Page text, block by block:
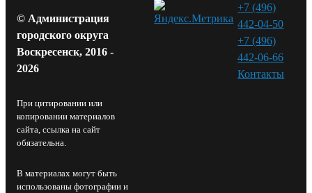
© Администрация
городского округа
Воскресенск, 2016 -
2026
При цитировании или
копировании материалов
сайта, ссылка на сайт
обязательна.
В материалах могут быть
использованы фотографии и
+7 (496)
442-04-50
+7 (496)
442-06-66
Контакты⁠